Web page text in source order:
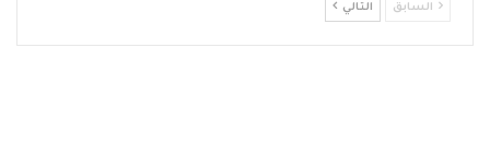
السابق التالي